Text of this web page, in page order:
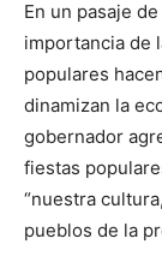
En un pasaje
importancia de
populares
dinamizan la
gobernador
fiestas
“nuestra
pueblos de la